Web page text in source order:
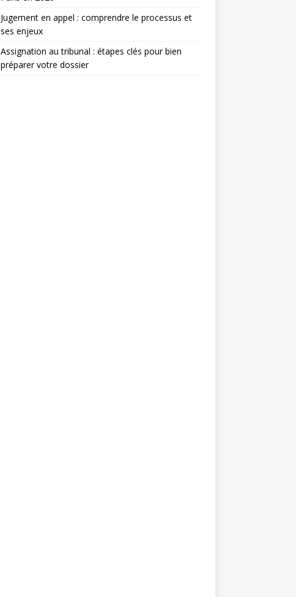
Jugement en appel : comprendre le processus et
ses enjeux
Assignation au tribunal : étapes clés pour bien
préparer votre dossier